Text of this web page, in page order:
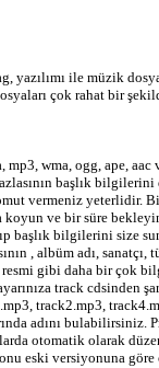
yazılımı ile müzik
çok rahat bir
mp3, wma, ogg, ape,
başlık
vermeniz yeterlidir.
koyun ve bir süre
başlık bilgilerini size
, albüm adı,
gibi daha bir çok
track cdsinden
track2.mp3,
adını bulabilirsiniz.
otomatik olarak
eski versiyonuna